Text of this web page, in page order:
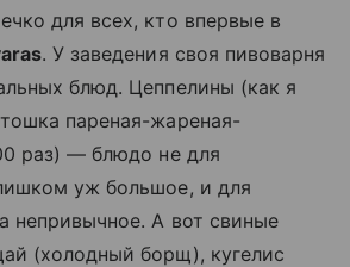
для всех, кто впервые в
. У заведения своя пивоварня
блюд. Цеппелины (как я
пареная-жареная-
раз) — блюдо не для
уж большое, и для
непривычное. А вот свиные
(холодный борщ), кугелис